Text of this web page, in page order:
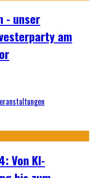
- unser
am
Von KI-